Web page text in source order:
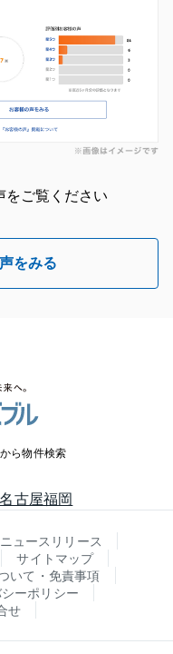
をご覧ください
をみる
ら物件検索
名古屋福岡
ニュースリリース
サイトマップ
いて・免責事項
ーポリシー
せ